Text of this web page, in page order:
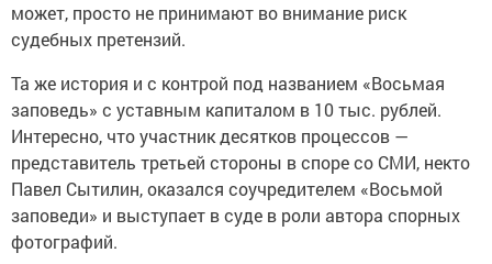
может, просто не принимают во внимание риск
судебных претензий.
Та же история и с контрой под названием «Восьмая
заповедь» с уставным капиталом в 10 тыс. рублей.
Интересно, что участник десятков процессов —
представитель третьей стороны в споре со СМИ, некто
Павел Сытилин, оказался соучредителем «Восьмой
заповеди» и выступает в суде в роли автора спорных
фотографий.